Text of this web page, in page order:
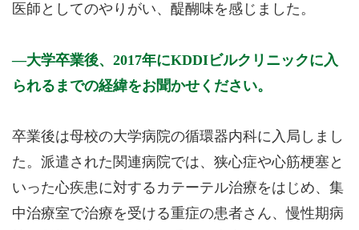
医師としてのやりがい、醍醐味を感じました。
大学卒業後、2017年にKDDIビルクリニックに入
られるまでの経緯をお聞かせください。
卒業後は母校の大学病院の循環器内科に入局しまし
た。派遣された関連病院では、狭心症や心筋梗塞と
いった心疾患に対するカテーテル治療をはじめ、集
中治療室で治療を受ける重症の患者さん、慢性期病